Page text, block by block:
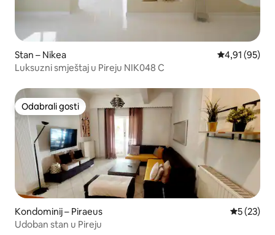
Stan – Nikea Prosječna
4,91 (95)
Luksuzni smještaj u Pireju NIK048 C
Odabrali gosti
Odabrali gosti
Kondominij – Piraeus Prosječna
5 (23)
Udoban stan u Pireju